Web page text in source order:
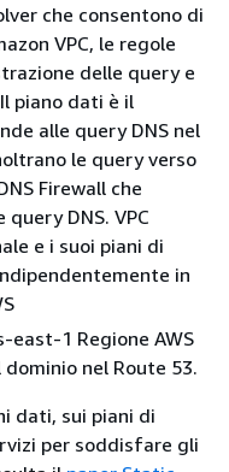
che consentono di
VPC, le regole
delle query e
piano dati è il
alle query DNS nel
le query verso
Firewall che
DNS. VPC
e i suoi piani di
in
east-1 Regione AWS
nel Route 53.
dati, sui piani di
per soddisfare gli